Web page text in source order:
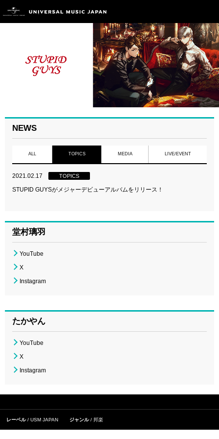
NEWS
ALL TOPICS MEDIA LIVE/EVENT
2021.02.17 TOPICS
STUPID GUYSがメジャーデビューアルバムをリリース！
堂村璃羽
YouTube
X
Instagram
たかやん
YouTube
X
Instagram
レーベル USM JAPAN ジャンル 邦楽